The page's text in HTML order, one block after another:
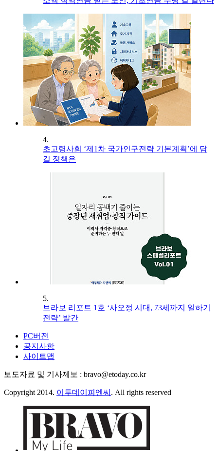
4.
초고령사회 ‘제1차 국가인구전략 기본계획’에 담
길 정책은
5.
브라보 리포트 1호 ‘사오정 시대, 73세까지 일하기
전략’ 발간
PC버전
공지사항
사이트맵
보도자료 및 기사제보 : bravo@etoday.co.kr
Copyright 2014. 이투데이피엔씨 . All rights reserved